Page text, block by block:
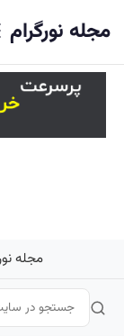
مجله نورگرام
مجله